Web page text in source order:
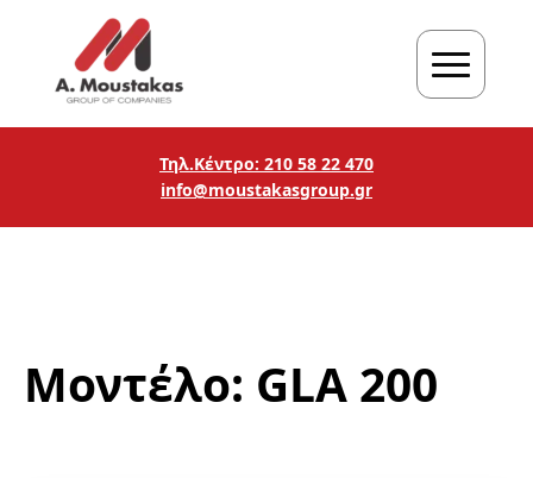
Τηλ.Κέντρο: 210 58 22 470
info@moustakasgroup.gr
Μοντέλο: GLA 200